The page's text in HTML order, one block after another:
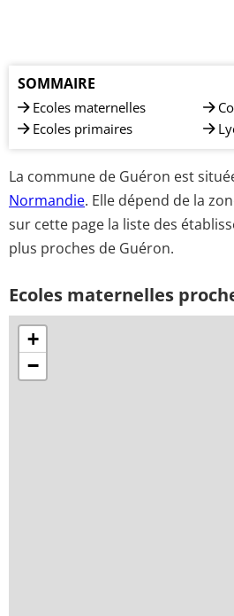
SOMMAIRE
Ecoles maternelles
Ecoles primaires
La commune de Guéron est
Normandie. Elle dépend de la
sur cette page la liste des
plus proches de Guéron.
Ecoles maternelles
+
−